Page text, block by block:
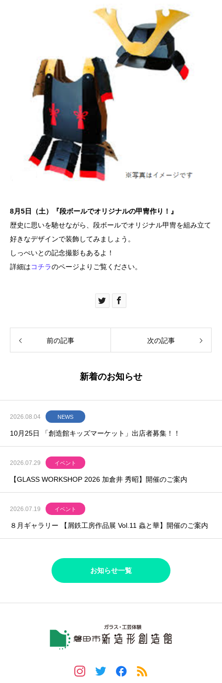
8月5日（土）『段ボールでオリジナルの甲冑作り！』
歴史に思いを馳せながら、段ボールでオリジナル甲冑を組み立て
好きなデザインで装飾してみましょう。
しっぺいとの記念撮影もあるよ！
詳細はコチラのページよりご覧ください。
前の記事 次の記事
新着のお知らせ
2026.08.04 NEWS
10月25日 「創造館キッズマーケット」出店者募集！！
2026.07.29 イベント
【GLASS WORKSHOP 2026 加倉井 秀昭】開催のご案内
2026.07.19 イベント
８月ギャラリー 【屑鉄工房作品展 Vol.11 蟲と華】開催のご案内
お知らせ一覧